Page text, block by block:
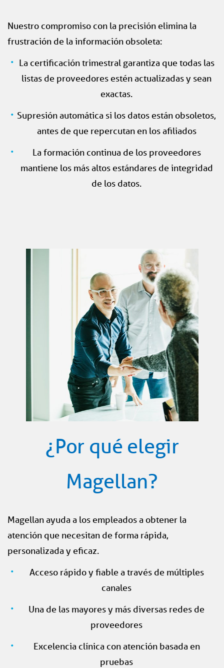
Nuestro compromiso con la precisión elimina la
frustración de la información obsoleta:
La certificación trimestral garantiza que todas las
listas de proveedores estén actualizadas y sean
exactas.
Supresión automática si los datos están obsoletos,
antes de que repercutan en los afiliados
La formación continua de los proveedores
mantiene los más altos estándares de integridad
de los datos.
¿Por qué elegir
Magellan?
Magellan ayuda a los empleados a obtener la
atención que necesitan de forma rápida,
personalizada y eficaz.
Acceso rápido y fiable a través de múltiples
canales
Una de las mayores y más diversas redes de
proveedores
Excelencia clínica con atención basada en
pruebas